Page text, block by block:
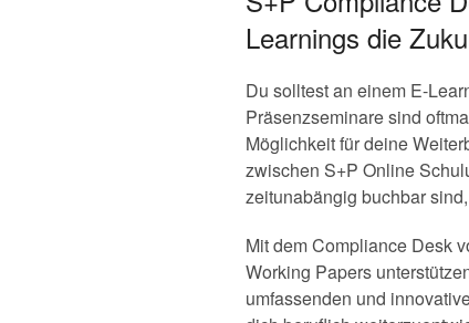
Learnings die
Du solltest an einem E-
Präsenzseminare sind
Möglichkeit für deine
zwischen S+P Online
zeitunabängig buchbar
Mit dem Compliance Desk
Working Papers
umfassenden und